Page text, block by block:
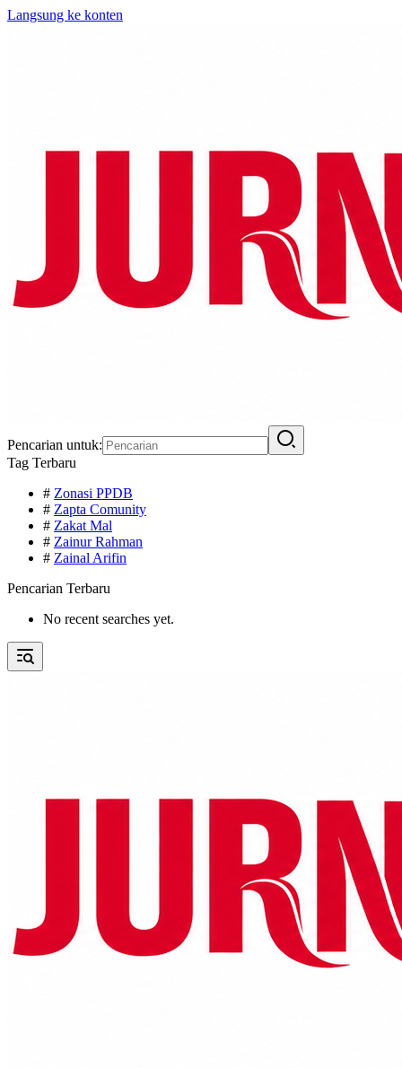
Langsung ke konten
Pencarian untuk:
Tag Terbaru
# Zonasi PPDB
# Zapta Comunity
# Zakat Mal
# Zainur Rahman
# Zainal Arifin
Pencarian Terbaru
No recent searches yet.